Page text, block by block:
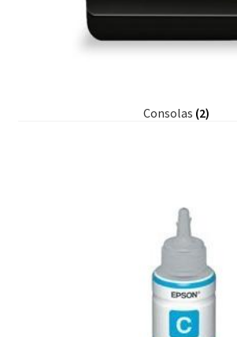
Consolas (2)